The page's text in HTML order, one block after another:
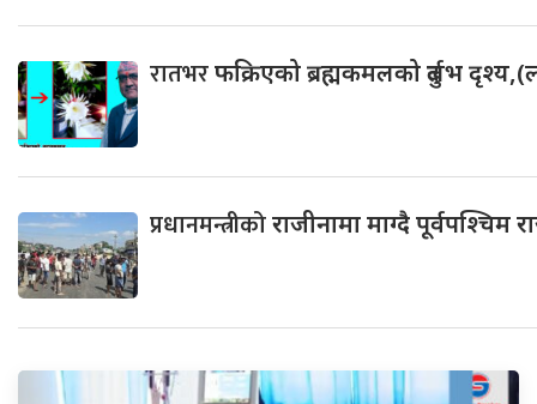
रातभरफक्रिएको ब्रह्मकमलको दुर्लभ
प्रधानमन्त्रीकोराजीनामा माग्दै पूर्वपश्चिम